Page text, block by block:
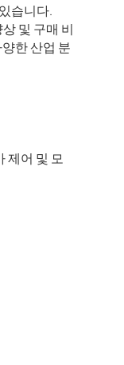
습니다.
및 구매 비
한 산업 분
제어 및 모